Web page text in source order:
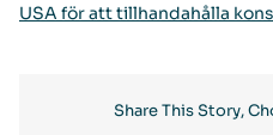
USA för att tillhandahålla
Share This Story,